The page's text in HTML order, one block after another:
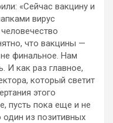
«Сейчас вакцину и
вирус
что вакцины —
финальное. Нам
И как раз главное,
который светит
этого
пусть пока еще и не
один из позитивных